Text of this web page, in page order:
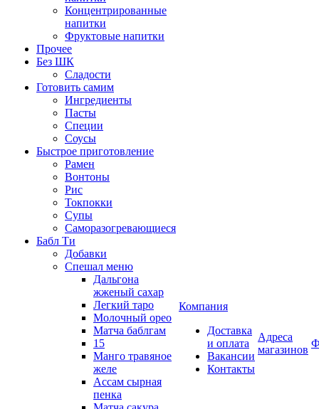
Концентрированные
напитки
Фруктовые напитки
Прочее
Без ШК
Сладости
Готовить самим
Ингредиенты
Пасты
Специи
Соусы
Быстрое приготовление
Рамен
Вонтоны
Рис
Токпокки
Супы
Саморазогревающиеся
Бабл Ти
Добавки
Спешал меню
Дальгона
жженый сахар
Легкий таро
Молочный орео
Матча баблгам
15
Манго травяное
желе
Ассам сырная
пенка
Компания
Доставка
и оплата
Вакансии
Контакты
Адреса
магазинов